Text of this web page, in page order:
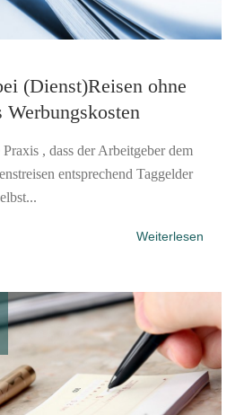
(Dienst)Reisen ohne
, dass der Arbeitgeber dem
entsprechend Taggelder
Weiterlesen